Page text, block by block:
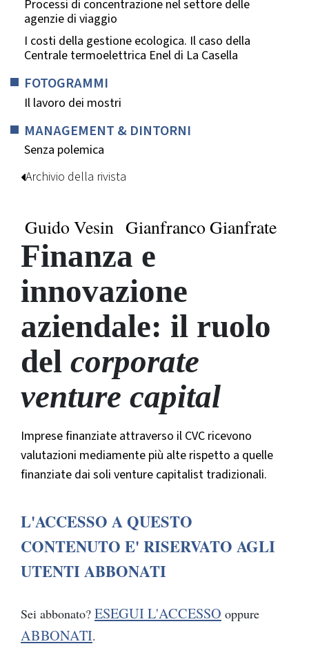
Processi di concentrazione nel settore delle
agenzie di viaggio
I costi della gestione ecologica. Il caso della
Centrale termoelettrica Enel di La Casella
FOTOGRAMMI
Il lavoro dei mostri
MANAGEMENT & DINTORNI
Senza polemica
Archivio della rivista
Guido Vesin Gianfranco Gianfrate
Finanza e
innovazione
aziendale: il ruolo
del corporate
venture capital
Imprese finanziate attraverso il CVC ricevono
valutazioni mediamente più alte rispetto a quelle
finanziate dai soli venture capitalist tradizionali.
L'ACCESSO A QUESTO
CONTENUTO E' RISERVATO AGLI
UTENTI ABBONATI
Sei abbonato? ESEGUI L'ACCESSO oppure
ABBONATI.